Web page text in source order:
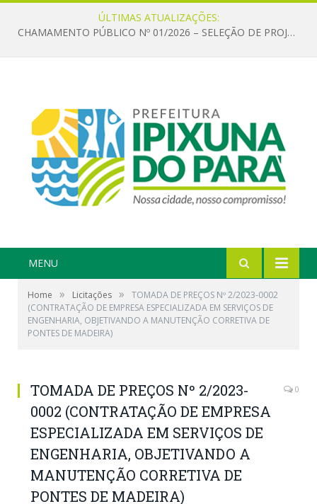
ÚLTIMAS ATUALIZAÇÕES:
CHAMAMENTO PÚBLICO Nº 01/2026 – SELEÇÃO DE PROJETOS PARA FIRMAR TERMO DE EXECUÇÃO CULTURAL COM RECURSOS DA POLÍTICA NACIONAL ALDIR BLANC DE FOMENTO À CULTURA – PNAB (LEI Nº 14.399/2022)
MENU
Home » Licitações »
TOMADA DE PREÇOS Nº 2/2023-0002
(CONTRATAÇÃO DE EMPRESA ESPECIALIZADA EM SERVIÇOS DE
ENGENHARIA, OBJETIVANDO A MANUTENÇÃO CORRETIVA DE
PONTES DE MADEIRA)
TOMADA DE PREÇOS Nº 2/2023-
0002 (CONTRATAÇÃO DE EMPRESA
ESPECIALIZADA EM SERVIÇOS DE
ENGENHARIA, OBJETIVANDO A
MANUTENÇÃO CORRETIVA DE
PONTES DE MADEIRA)
0